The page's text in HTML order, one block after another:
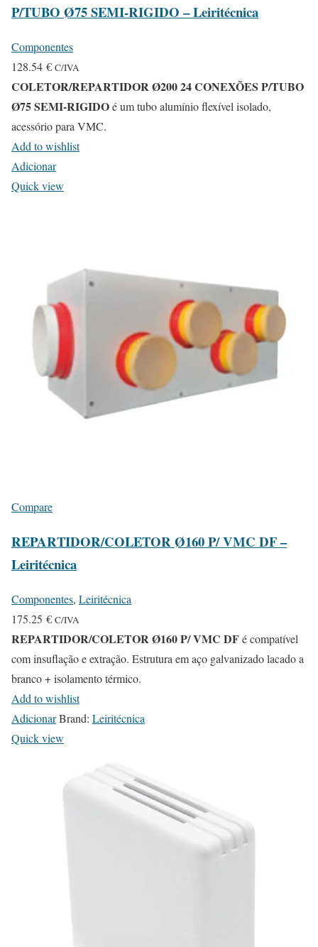
P/TUBO Ø75 SEMI-RIGIDO – Leiritécnica
Componentes
128.54 € C/IVA
COLETOR/REPARTIDOR Ø200 24 CONEXÕES P/TUBO
Ø75 SEMI-RIGIDOé um tubo alumínio flexível isolado,
acessório para VMC.
Add to wishlist
Adicionar
Quick view
Compare
REPARTIDOR/COLETOR Ø160 P/ VMC DF –
Leiritécnica
Componentes, Leiritécnica
175.25 € C/IVA
REPARTIDOR/COLETOR Ø160 P/ VMC DFé compatível
com insuflação e extração. Estrutura em aço galvanizado lacado a
branco + isolamento térmico.
Add to wishlist
AdicionarBrand: Leiritécnica
Quick view